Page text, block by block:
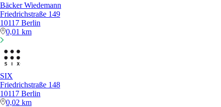
Bäcker Wiedemann
Friedrichstraße 149
10117 Berlin
0,01 km
SIX
Friedrichstraße 148
10117 Berlin
0,02 km